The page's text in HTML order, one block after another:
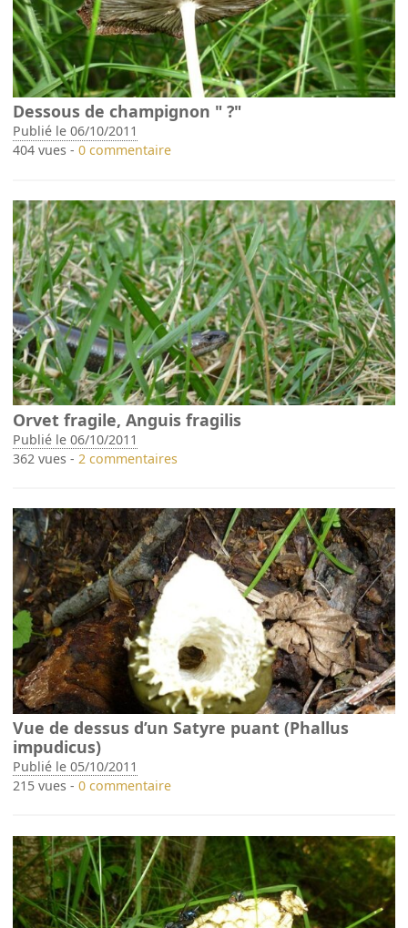
Dessous de champignon " ?"
Publié le 06/10/2011
404 vues -0 commentaire
Orvet fragile, Anguis fragilis
Publié le 06/10/2011
362 vues - 2 commentaires
Vue de dessus d’un Satyre puant (Phallus
impudicus)
Publié le 05/10/2011
215 vues -0 commentaire